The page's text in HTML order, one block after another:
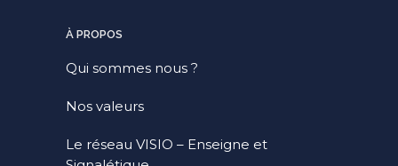
À PROPOS
Qui sommes nous ?
Nos valeurs
Le réseau VISIO – Enseigne et